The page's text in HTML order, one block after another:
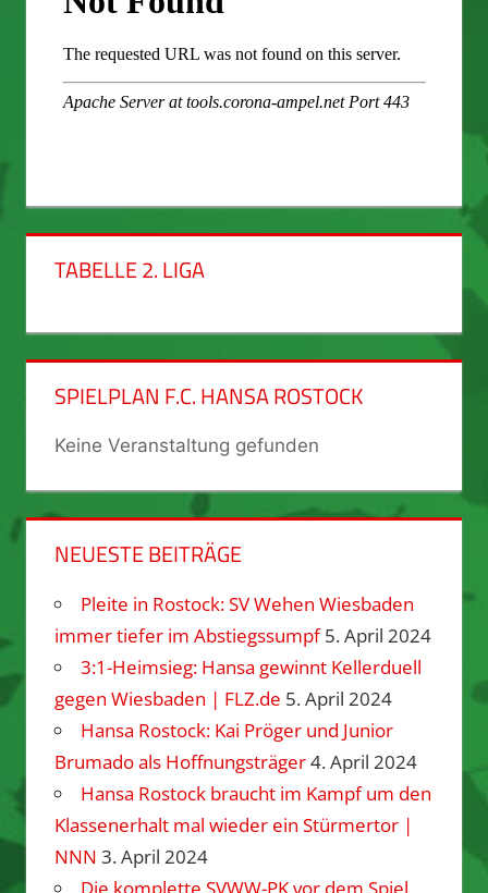
TABELLE 2. LIGA
SPIELPLAN F.C. HANSA ROSTOCK
Keine Veranstaltung gefunden
NEUESTE BEITRÄGE
Pleite in Rostock: SV Wehen Wiesbaden
immer tiefer im Abstiegssumpf 5. April 2024
3:1-Heimsieg: Hansa gewinnt Kellerduell
gegen Wiesbaden | FLZ.de 5. April 2024
Hansa Rostock: Kai Pröger und Junior
Brumado als Hoffnungsträger4. April 2024
Hansa Rostock braucht im Kampf um den
Klassenerhalt mal wieder ein Stürmertor |
NNN 3. April 2024